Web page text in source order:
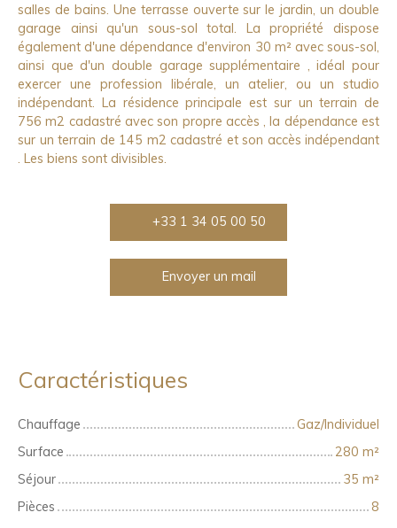
salles de bains. Une terrasse ouverte sur le jardin, un double
garage ainsi qu'un sous-sol total. La propriété dispose
également d'une dépendance d'environ 30 m² avec sous-sol,
ainsi que d'un double garage supplémentaire , idéal pour
exercer une profession libérale, un atelier, ou un studio
indépendant. La résidence principale est sur un terrain de
756 m2 cadastré avec son propre accès , la dépendance est
sur un terrain de 145 m2 cadastré et son accès indépendant
. Les biens sont divisibles.
+33 1 34 05 00 50
Envoyer un mail
Caractéristiques
Chauffage
Gaz/Individuel
Surface
280 m²
Séjour
35 m²
Pièces
8